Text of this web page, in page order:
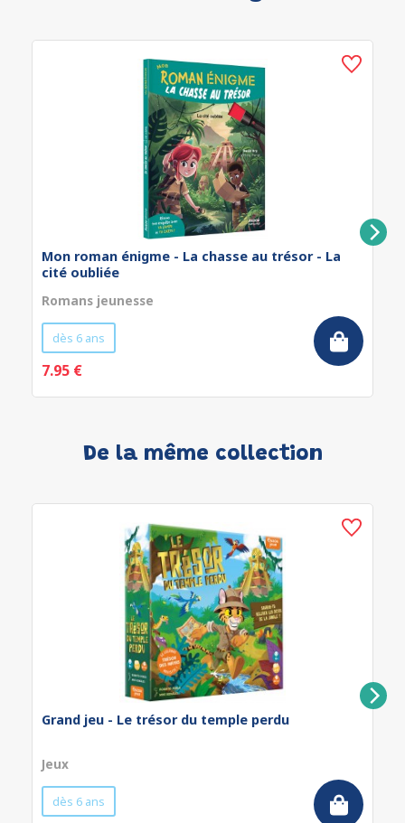
Mon roman énigme - La chasse au trésor - La
cité oubliée
Romans jeunesse
dès 6 ans
7.95 €
De la même collection
Grand jeu - Le trésor du temple perdu
Jeux
dès 6 ans